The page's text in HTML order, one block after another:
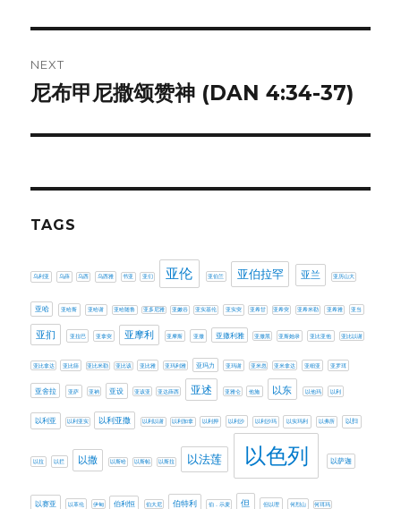
NEXT
Next
尼布甲尼撒颂赞神 (DAN 4:34-37)
TAGS
乌利亚 乌薛 乌西 乌西雅 书亚 亚们 亚伦 亚伯兰 亚伯拉罕 亚兰 亚历山大
亚哈 亚哈斯 亚哈谢 亚哈随鲁 亚多尼雅 亚嫩谷 亚实基伦 亚实突 亚希甘 亚希突 亚希米勒 亚希雅 亚当
亚扪 亚拉巴 亚拿突 亚摩利 亚摩斯 亚撒 亚撒利雅 亚撒黑 亚斯她录 亚比亚他 亚比以谢
亚比拿达 亚比筛 亚比米勒 亚比该 亚比雅 亚玛利雅 亚玛力 亚玛谢 亚米忽 亚米拿达 亚细亚 亚罗珥
亚舍拉 亚萨 亚衲 亚设 亚该亚 亚达薛西 亚述 亚雅仑 他施 以东 以他玛 以利
以利亚 以利亚实 以利亚撒 以利以谢 以利加拿 以利押 以利沙 以利沙玛 以实玛利 以弗所 以扫
以拉 以拦 以撒 以斯哈 以斯帖 以斯拉 以法莲 以色列 以萨迦
以赛亚 以革伦 伊甸 伯利恒 伯大尼 伯特利 伯．示麦 但 但以理 何烈山 何珥玛